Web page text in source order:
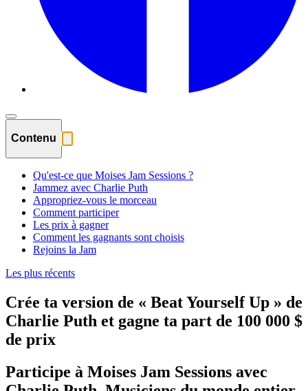
Contenu
Qu'est-ce que Moises Jam Sessions ?
Jammez avec Charlie Puth
Appropriez-vous le morceau
Comment participer
Les prix à gagner
Comment les gagnants sont choisis
Rejoins la Jam
Les plus récents
Crée ta version de « Beat Yourself Up » de
Charlie Puth et gagne ta part de 100 000 $
de prix
Participe à Moises Jam Sessions avec